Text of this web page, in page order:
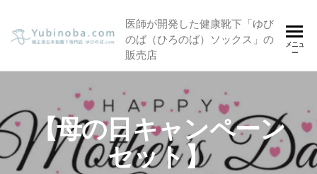
ス
キ
5本指靴下の通販
サイト「ゆびの
ば.com」
医師が開発した健康靴下「ゆび
のば（ひろのば）ソックス」の
販売店
メニュ
ー
【母の日キャンペーン
セット】